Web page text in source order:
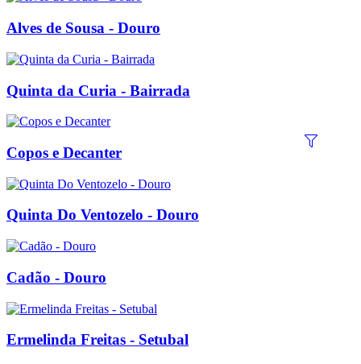
Alves de Sousa - Douro
Quinta da Curia - Bairrada
Copos e Decanter
Quinta Do Ventozelo - Douro
Cadão - Douro
Ermelinda Freitas - Setubal